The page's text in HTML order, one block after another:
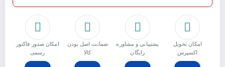
امکان تحویل
اکسپرس
پشتیبانی و مشاوره
رایگان
ﺿﻤﺎﻧﺖ اﺻﻞ ﺑﻮدن
ﮐﺎﻟﺎ
امکان صدور فاکتور
رسمی